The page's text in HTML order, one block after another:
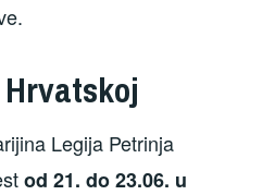
Legija Petrinja
od 21. do 23.06. u